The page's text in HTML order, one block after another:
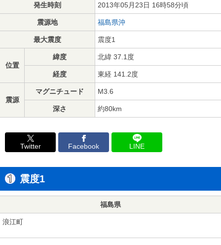
発生時刻 2013年05月23日 16時58分頃
震源地 福島県沖
最大震度 震度1
位置
緯度 北緯 37.1度
経度 東経 141.2度
震源
マグニチュード M3.6
深さ 約80km
Twitter Facebook LINE
震度1
福島県
浪江町